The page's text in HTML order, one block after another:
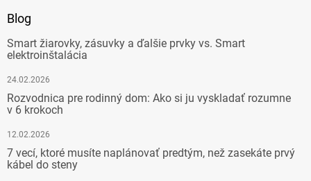
Blog
Smart žiarovky, zásuvky a ďalšie prvky vs. Smart
elektroinštalácia
24.02.2026
Rozvodnica pre rodinný dom: Ako si ju vyskladať rozumne
v 6 krokoch
12.02.2026
7 vecí, ktoré musíte naplánovať predtým, než zasekáte prvý
kábel do steny